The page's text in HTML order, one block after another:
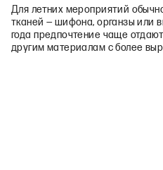
Для летних мероприятий
тканей — шифона, органзы или
года предпочтение чаще
другим материалам с более